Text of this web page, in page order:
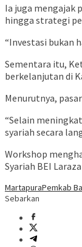
Ia juga mengajak
hingga strategi
“Investasi bukan
Sementara itu,
berkelanjutan di
Menurutnya,
“Selain
syariah secara
Workshop
Syariah BEI
MartapuraPemkab
Sebarkan